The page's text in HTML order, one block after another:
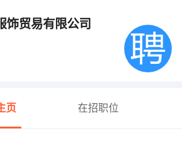
饰贸易有限公司
页 在招职位